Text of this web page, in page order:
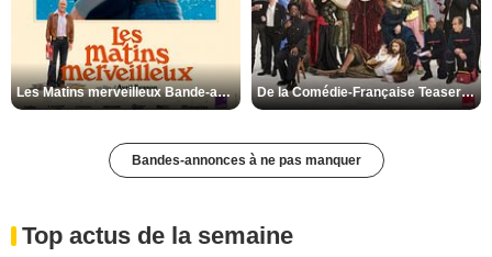
Les Matins merveilleux Bande-annonce VF De la Comédie-Française Teaser VF
Bandes-annonces à ne pas manquer
Top actus de la semaine